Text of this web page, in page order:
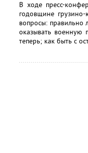
В ходе пресс-
годовщине грузино-
вопросы: правильно
оказывать военную
теперь; как быть с